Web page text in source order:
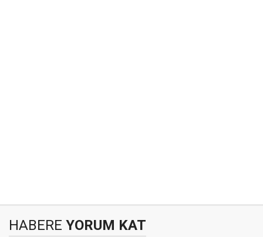
HABERE YORUM KAT